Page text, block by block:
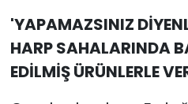
'YAPAMAZSINIZ
HARP SAHALARINDA
EDİLMİŞ ÜRÜNLERLE